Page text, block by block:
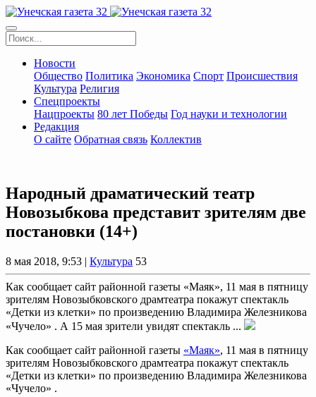
Новости
Общество Политика Экономика Спорт Происшествия
Культура Религия
Спецпроекты
Нацпроекты 80 лет Победы Год науки и технологии
Редакция
О сайте Обратная связь Коллектив
Народный драматический театр
Новозыбкова представит зрителям две
постановки (14+)
8 мая 2018, 9:53 | Культура 53
Как сообщает сайт районной газеты «Маяк», 11 мая в пятницу
зрителям Новозыбковского драмтеатра покажут спектакль
«Детки из клетки» по произведению Владимира Железникова
«Чучело» . А 15 мая зрители увидят спектакль ...
Как сообщает сайт районной газеты «Маяк», 11 мая в пятницу
зрителям Новозыбковского драмтеатра покажут спектакль
«Детки из клетки» по произведению Владимира Железникова
«Чучело» .